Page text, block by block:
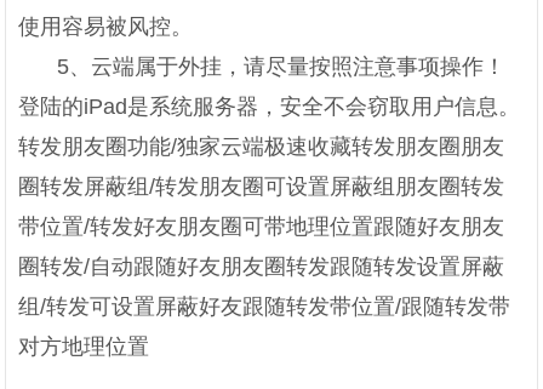
使用容易被风控。
5、云端属于外挂，请尽量按照注意事项操作！
登陆的iPad是系统服务器，安全不会窃取用户信息。
转发朋友圈功能/独家云端极速收藏转发朋友圈朋友
圈转发屏蔽组/转发朋友圈可设置屏蔽组朋友圈转发
带位置/转发好友朋友圈可带地理位置跟随好友朋友
圈转发/自动跟随好友朋友圈转发跟随转发设置屏蔽
组/转发可设置屏蔽好友跟随转发带位置/跟随转发带
对方地理位置